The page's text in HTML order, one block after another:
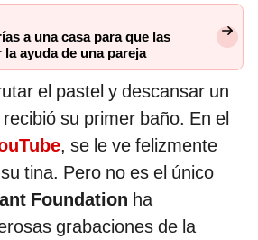
a una casa para que las
ayuda de una pareja
el pastel y descansar un
su primer baño. En el
, se le ve felizmente
tina. Pero no es el único
Foundation ha
grabaciones de la